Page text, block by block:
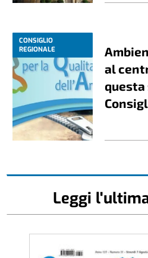
CONSIGLIO
REGIONALE
al
Leggi